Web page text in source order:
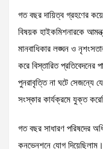
গত বছর দায়িত্ব গ্রহণের
বিষয়ক হাইকমিশনারকে
মানবাধিকার লঙ্ঘন ও
করে বিস্তারিত প্রতিবেদনের
পুনরাবৃত্তি না ঘটে সেজন্যে
সংস্কার কার্যক্রমে যুক্ত
গত বছর সাধারণ পরিষদের
কনভেনশনে যোগ